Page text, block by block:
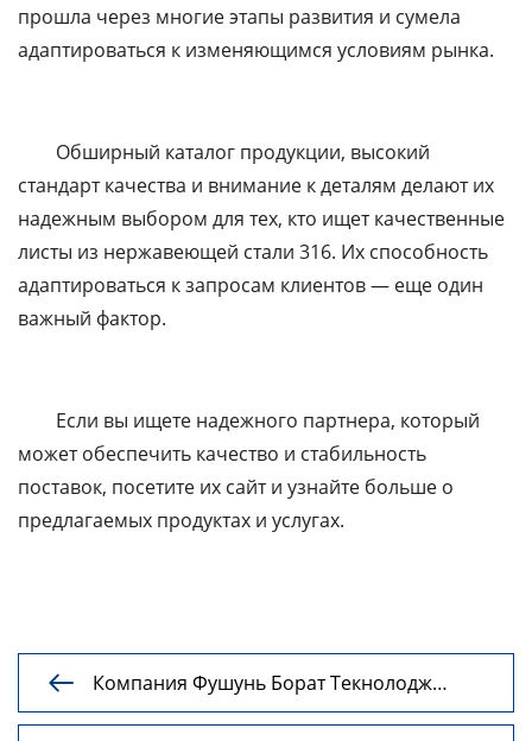
прошла через многие этапы развития и сумела
адаптироваться к изменяющимся условиям рынка.
Обширный каталог продукции, высокий
стандарт качества и внимание к деталям делают их
надежным выбором для тех, кто ищет качественные
листы из нержавеющей стали 316. Их способность
адаптироваться к запросам клиентов — еще один
важный фактор.
Если вы ищете надежного партнера, который
может обеспечить качество и стабильность
поставок, посетите их сайт и узнайте больше о
предлагаемых продуктах и услугах.

Компания Фушунь Борат Текнолодж
Приглашает Вас Посетить Выставку Нефти
И Газа В Санкт-Петербурге (SPIGF Ros Gas